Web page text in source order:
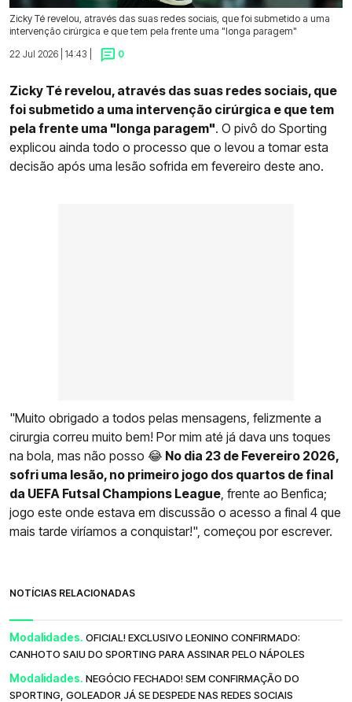
Zicky Té revelou, através das suas redes sociais, que foi submetido a uma
intervenção cirúrgica e que tem pela frente uma "longa paragem"
22 Jul 2026 | 14:43 |
0
Zicky Té revelou, através das suas redes sociais, que
foi submetido a uma intervenção cirúrgica e que tem
pela frente uma "longa paragem". O pivô do Sporting
explicou ainda todo o processo que o levou a tomar esta
decisão após uma lesão sofrida em fevereiro deste ano.
"Muito obrigado a todos pelas mensagens, felizmente a
cirurgia correu muito bem! Por mim até já dava uns toques
na bola, mas não posso 😂 No dia 23 de Fevereiro 2026,
sofri uma lesão, no primeiro jogo dos quartos de final
da UEFA Futsal Champions League , frente ao Benfica;
jogo este onde estava em discussão o acesso a final 4 que
mais tarde viríamos a conquistar!", começou por escrever.
NOTÍCIAS RELACIONADAS
Modalidades. OFICIAL! EXCLUSIVO LEONINO CONFIRMADO:
CANHOTO SAIU DO SPORTING PARA ASSINAR PELO NÁPOLES
Modalidades. NEGÓCIO FECHADO! SEM CONFIRMAÇÃO DO
SPORTING, GOLEADOR JÁ SE DESPEDE NAS REDES SOCIAIS